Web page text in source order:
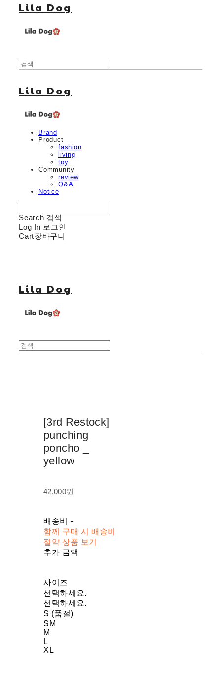
Lila Dog
Lila Dog
Brand
Product
fashion
living
toy
Community
review
Q&A
Notice
Search 검색
Log In 로그인
Cart장바구니
Lila Dog
[3rd Restock]
punching
poncho _
yellow
42,000원
배송비 -
함께 구매 시 배송비
절약 상품 보기
추가 금액
사이즈
선택하세요.
선택하세요.
S (품절)
SM
M
L
XL